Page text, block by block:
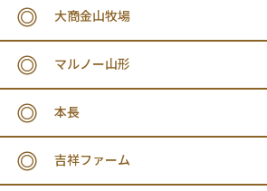
大商金山牧場
マルノー山形
本長
吉祥ファーム